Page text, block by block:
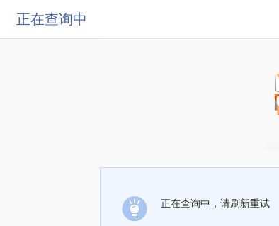
正在查询中
正在查询中，请刷新重试